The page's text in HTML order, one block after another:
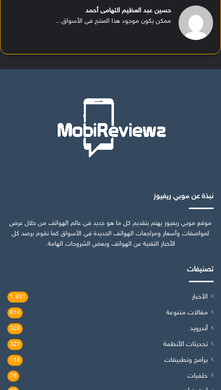
حسين عبد العظيم التهامى أحمد
ممكن يكون موجود هذا المنتج في الأسواق...
نبذة عن موبي ريفيوز
موقع موبي ريفيوز يهتم بتقديم كل ما هو جديد في عالم الهواتف من خلال عرض
لمواصفات وأسعار ومراجعات الهواتف الجديدة في الأسواق كما نقوم برصد كل
الأخبار التقنية عن الهواتف وبعض الشروحات الهامة.
تصنيفات
الأخبار 1٬931
مقالات متنوعة 614
أندرويد 328
تحديثات الأنظمة 327
برامج وتطبيقات 118
خلفيات 78